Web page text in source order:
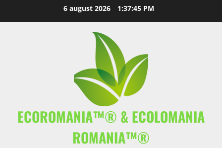
6 august 2026 1:37:46 PM
ECOROMANIA™® & ECOLOMANIA
ROMANIA™®